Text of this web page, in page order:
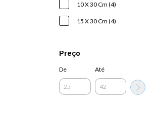
10 X 30 Cm (4)
15 X 30 Cm (4)
Preço
De Até